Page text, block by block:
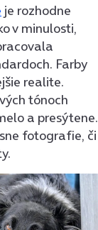
je rozhodne
v minulosti,
Farby
realite.
tónoch
a presýtene.
fotografie, či